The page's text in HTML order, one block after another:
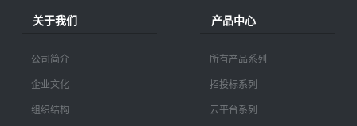
关于我们
公司简介
企业文化
组织结构
产品中心
所有产品系列
招投标系列
云平台系列